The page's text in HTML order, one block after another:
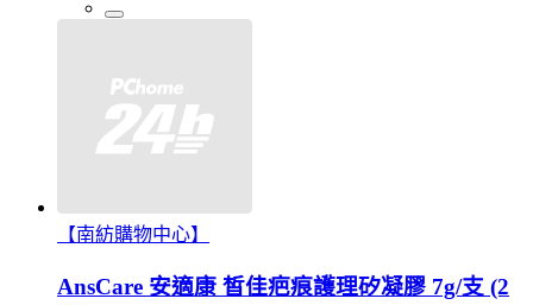
【南紡購物中心】
AnsCare 安適康 皙佳疤痕護理矽凝膠 7g/支 (2